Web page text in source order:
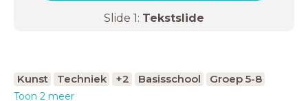
Slide 1: Tekstslide
Kunst Techniek +2 Basisschool Groep 5-8
Toon 2 meer